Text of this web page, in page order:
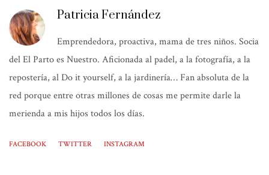
Patricia Fernández
Emprendedora, proactiva, mama de tres niños. Socia
del El Parto es Nuestro. Aficionada al padel, a la fotografía, a la
repostería, al Do it yourself, a la jardinería… Fan absoluta de la
red porque entre otras millones de cosas me permite darle la
merienda a mis hijos todos los días.
FACEBOOK TWITTER INSTAGRAM